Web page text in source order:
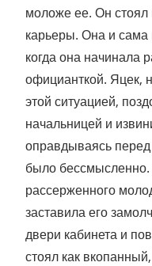
моложе ее. Он
карьеры. Она и сама
когда она начинала
официанткой. Яцек,
этой ситуацией,
начальницей и
оправдываясь
было
рассерженного
заставила его
двери кабинета и
стоял как